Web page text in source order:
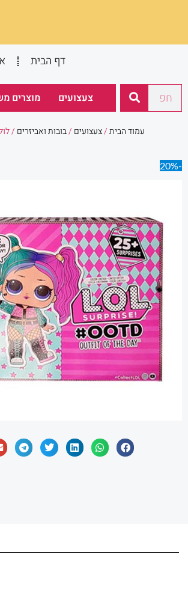
דף הבית
חיפוש צעצועים מוצרים
עמוד הבית/צעצועים /בובות ואביזרים / לול עם
-20%